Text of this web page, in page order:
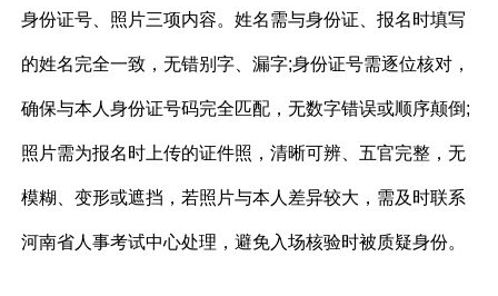
身份证号、照片三项内容。姓名需与身份证、报名时填写
的姓名完全一致，无错别字、漏字;身份证号需逐位核对，
确保与本人身份证号码完全匹配，无数字错误或顺序颠倒;
照片需为报名时上传的证件照，清晰可辨、五官完整，无
模糊、变形或遮挡，若照片与本人差异较大，需及时联系
河南省人事考试中心处理，避免入场核验时被质疑身份。